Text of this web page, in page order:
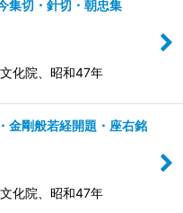
集切・針切・朝忠集
化院、昭和47年
剛般若経開題・座右銘
化院、昭和47年